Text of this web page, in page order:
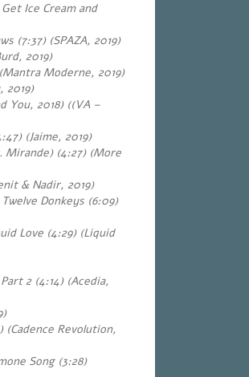
Ice Cream and
(7:37) (SPAZA, 2019)
2019)
Moderne, 2019)
2019)
You, 2018) ((VA –
(Jaime, 2019)
Mirande) (4:27) (More
& Nadir, 2019)
Donkeys (6:09)
Love (4:29) (Liquid
2 (4:14) (Acedia,
Revolution,
Song (3:28)